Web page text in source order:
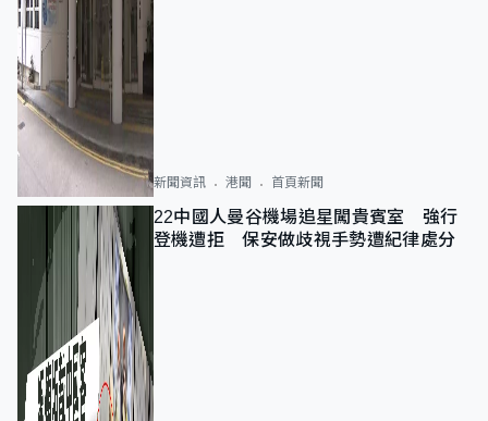
新聞資訊 港聞 首頁新聞
22中國人曼谷機場追星闖貴賓室 強行
登機遭拒 保安做歧視手勢遭紀律處分